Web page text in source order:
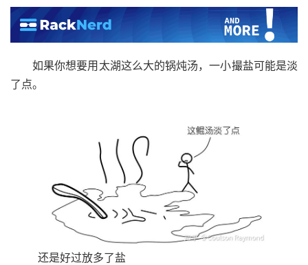
如果你想要用太湖这么大的锅炖汤，一小撮盐可能是淡
了点。
还是好过放多了盐